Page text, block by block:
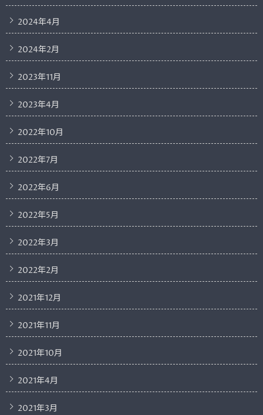
2024年4月
2024年2月
2023年11月
2023年4月
2022年10月
2022年7月
2022年6月
2022年5月
2022年3月
2022年2月
2021年12月
2021年11月
2021年10月
2021年4月
2021年3月